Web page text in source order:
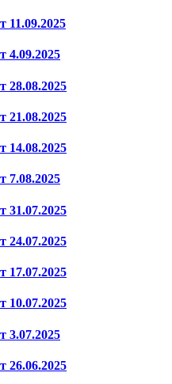
4.09.2025
7.08.2025
3.07.2025